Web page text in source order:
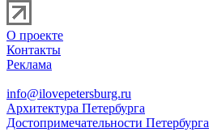
О проекте
Контакты
Реклама
info@ilovepetersburg.ru
Архитектура Петербурга
Достопримечательности Петербурга